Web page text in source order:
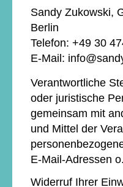
Sandy Zukowski,
Berlin
Telefon: +49 30
E-Mail:
Verantwortliche
oder juristische
gemeinsam mit
und Mittel der
E-Mail-Adressen
Widerruf Ihrer